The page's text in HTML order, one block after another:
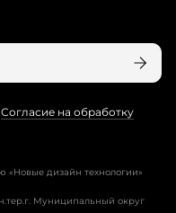
Согласие на обработку
«Новые дизайн технологии»
Муниципальный округ